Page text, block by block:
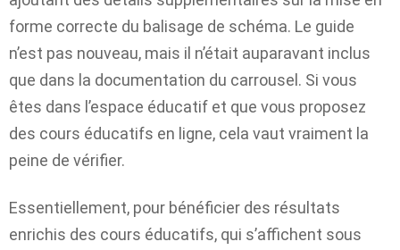
forme correcte du balisage de schéma. Le guide
n’est pas nouveau, mais il n’était auparavant inclus
que dans la documentation du carrousel. Si vous
êtes dans l’espace éducatif et que vous proposez
des cours éducatifs en ligne, cela vaut vraiment la
peine de vérifier.
Essentiellement, pour bénéficier des résultats
enrichis des cours éducatifs, qui s’affichent sous